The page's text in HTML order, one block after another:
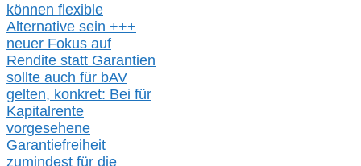
können flexible
Alternative sein +++
neuer Fokus auf
Rendite statt Garantien
sollte auch für bAV
gelten, konkret: Bei für
Kapitalrente
vorgesehene
Garantiefreiheit
zumindest für die